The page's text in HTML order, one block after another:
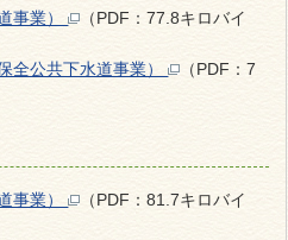
事業）
（PDF：77.8キロバイ
全公共下水道事業）
（PDF：7
事業）
（PDF：81.7キロバイ